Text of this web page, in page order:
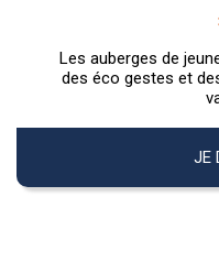
Les auberges de
des éco gestes et
JE